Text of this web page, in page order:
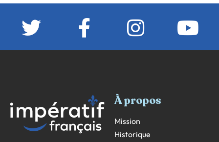
À propos
Mission
Historique